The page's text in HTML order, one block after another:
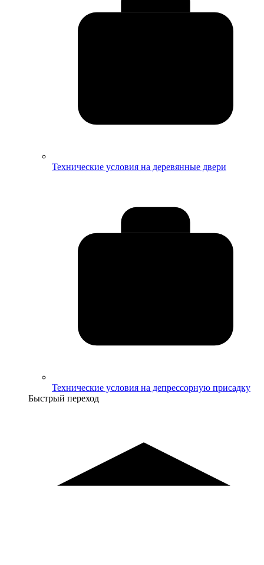
Технические условия на деревянные двери
Технические условия на депрессорную присадку
Быстрый переход